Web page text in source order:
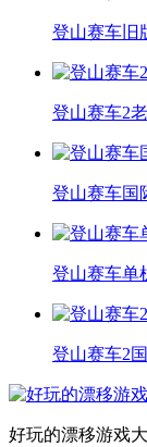
登山赛车旧
登山赛车2
登山赛车国
登山赛车单
登山赛车2
好玩的漂移游戏